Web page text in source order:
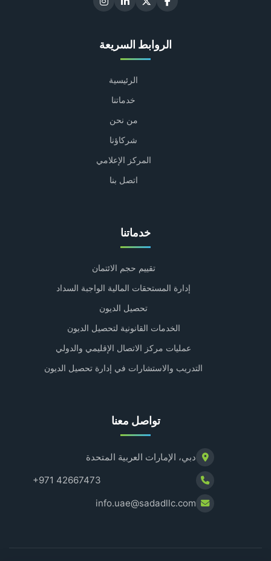
الروابط السريعة
الرئيسية
خدماتنا
من نحن
شركاؤنا
المركز الإعلامي
اتصل بنا
خدماتنا
تقييم حجم الائتمان
إدارة المستحقات المالية الواجبة السداد
تحصيل الديون
الخدمات القانونية لتحصيل الديون
عمليات مركز الاتصال الإقليمي والدولي
التدريب والاستشارات في إدارة تحصيل الديون
تواصل معنا
دبي، الإمارات العربية المتحدة
+971 42667473
info.uae@sadadllc.com